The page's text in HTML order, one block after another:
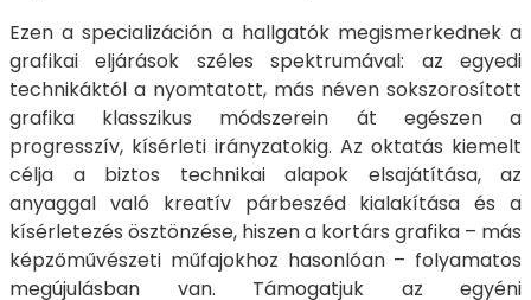
Ezen a specializáción a hallgatók megismerkednek a
grafikai eljárások széles spektrumával: az egyedi
technikáktól a nyomtatott, más néven sokszorosított
grafika klasszikus módszerein át egészen a
progresszív, kísérleti irányzatokig. Az oktatás kiemelt
célja a biztos technikai alapok elsajátítása, az
anyaggal való kreatív párbeszéd kialakítása és a
kísérletezés ösztönzése, hiszen a kortárs grafika – más
képzőművészeti műfajokhoz hasonlóan – folyamatos
megújulásban van. Támogatjuk az egyéni